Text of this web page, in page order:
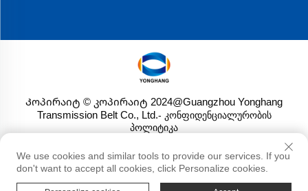
Კოპირაიტ © კოპირაიტ 2024@Guangzhou Yonghang
Transmission Belt Co., Ltd.- კონფიდენციალურობის
პოლიტიკა
We use cookies and similar tools to provide our services. If you
don't want to accept all cookies, click Personalize cookies.